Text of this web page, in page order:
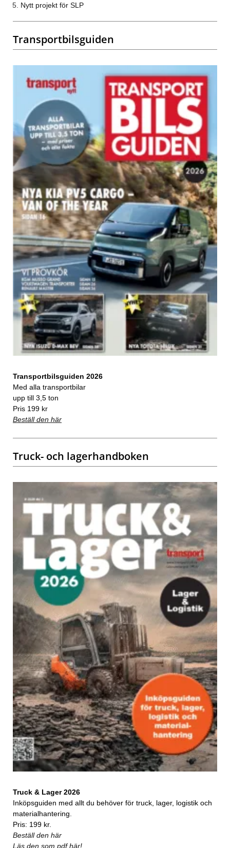
Nytt projekt för SLP
Transportbilsguiden
Transportbilsguiden 2026
Med alla transportbilar
upp till 3,5 ton
Pris 199 kr
Beställ den här
Truck- och lagerhandboken
Truck & Lager 2026
Inköpsguiden med allt du behöver för truck, lager, logistik och
materialhantering.
Pris: 199 kr.
Beställ den här
Läs den som pdf här!